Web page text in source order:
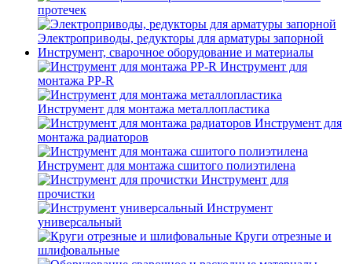
протечек
Электроприводы, редукторы для арматуры запорной
Инструмент, сварочное оборудование и материалы
Инструмент для
монтажа PP-R
Инструмент для монтажа металлопластика
Инструмент для
монтажа радиаторов
Инструмент для монтажа сшитого полиэтилена
Инструмент для
прочистки
Инструмент
универсальный
Круги отрезные и
шлифовальные